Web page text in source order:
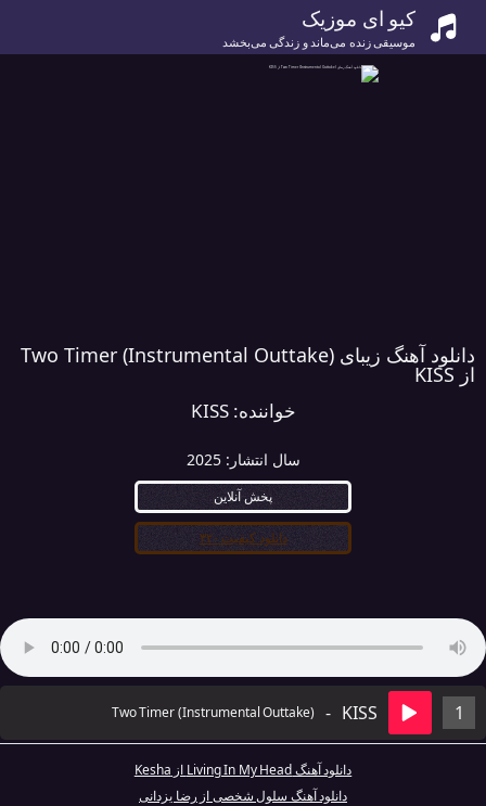
کیو ای موزیک
موسیقی زنده می‌ماند و زندگی می‌بخشد
دانلود آهنگ زیبای Two Timer (Instrumental Outtake)
از KISS
خواننده:KISS
سال انتشار:2025
پخش آنلاین
دانلود کیفیت ۳۲۰
1
KISS
-
Two Timer (Instrumental Outtake)
دانلود آهنگ Living In My Head از Kesha
دانلود آهنگ سلول شخصی از رضا یزدانی